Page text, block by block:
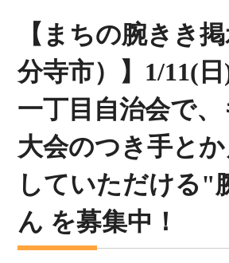
【まちの腕きき
分寺市）】1/11(
一丁目自治会で、
大会のつき手と
していただける"
ん を募集中！